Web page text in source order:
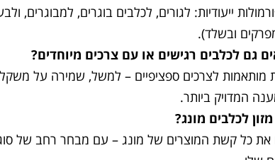
ייעודיות: לגורים, לכלבים בוגרים, למבוגרים,
ובשלד).
גם לכלבים רגישים או עם צרכים מיוחדים?
מותאמות לצרכים ספציפיים – למשל, שמירה על
המדויק ביותר.
לכלבים מונג?
כל קשת המוצרים של מונג – עם מבחר רחב של